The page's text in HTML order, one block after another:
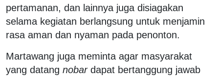
pertamanan, dan lainnya juga disiagakan
selama kegiatan berlangsung untuk menjamin
rasa aman dan nyaman pada penonton.
Martawang juga meminta agar masyarakat
yang datang nobardapat bertanggung jawab